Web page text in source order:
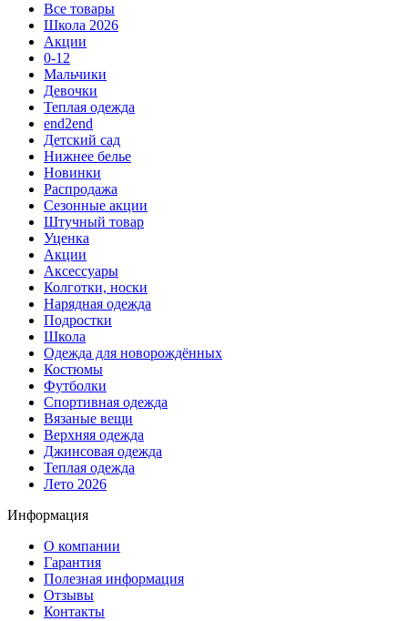
Все товары
Школа 2026
Акции
0-12
Мальчики
Девочки
Теплая одежда
end2end
Детский сад
Нижнее белье
Новинки
Распродажа
Сезонные акции
Штучный товар
Уценка
Акции
Аксессуары
Колготки, носки
Нарядная одежда
Подростки
Школа
Одежда для новорождённых
Костюмы
Футболки
Спортивная одежда
Вязаные вещи
Верхняя одежда
Джинсовая одежда
Теплая одежда
Лето 2026
Информация
О компании
Гарантия
Полезная информация
Отзывы
Контакты